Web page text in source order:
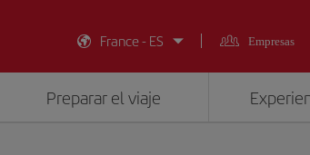
France - ES
Empresas
Preparar el viaje